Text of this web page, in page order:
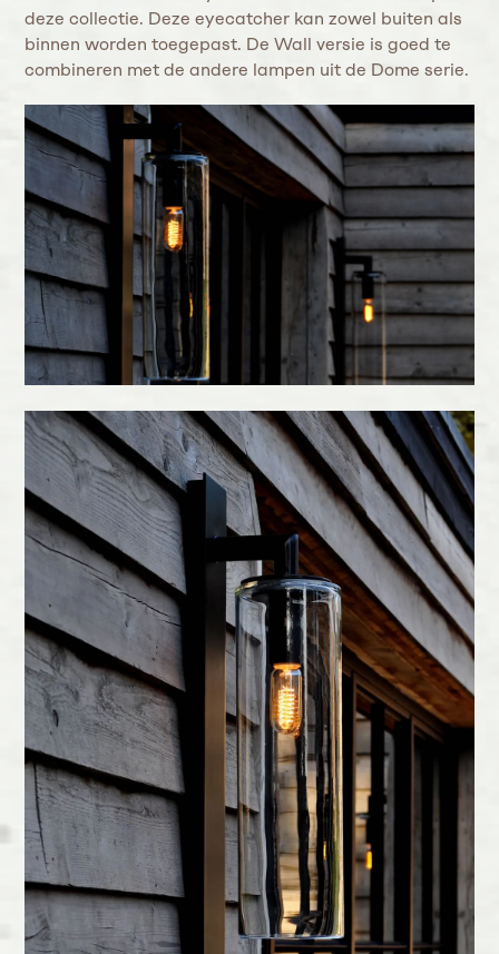
deze collectie. Deze eyecatcher kan zowel buiten als
binnen worden toegepast. De Wall versie is goed te
combineren met de andere lampen uit de Dome serie.